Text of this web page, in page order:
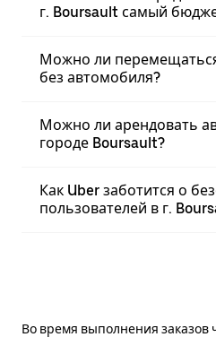
г. Boursault самый
Можно ли
без автомобиля?
Можно ли арендовать
городе Boursault?
Как Uber заботится о
пользователей в г.
Во время выполнения заказов